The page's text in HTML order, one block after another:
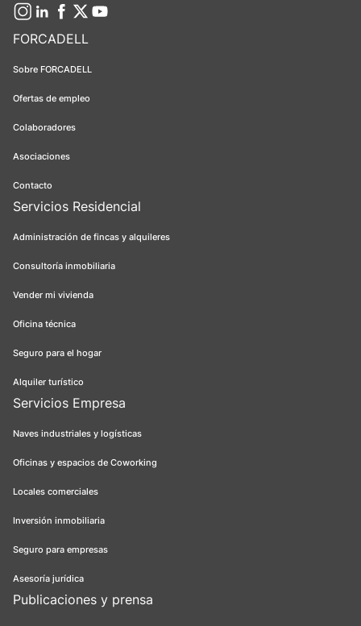
FORCADELL
Sobre FORCADELL
Ofertas de empleo
Colaboradores
Asociaciones
Contacto
Servicios Residencial
Administración de fincas y alquileres
Consultoría inmobiliaria
Vender mi vivienda
Oficina técnica
Seguro para el hogar
Alquiler turístico
Servicios Empresa
Naves industriales y logísticas
Oficinas y espacios de Coworking
Locales comerciales
Inversión inmobiliaria
Seguro para empresas
Asesoría jurídica
Publicaciones y prensa